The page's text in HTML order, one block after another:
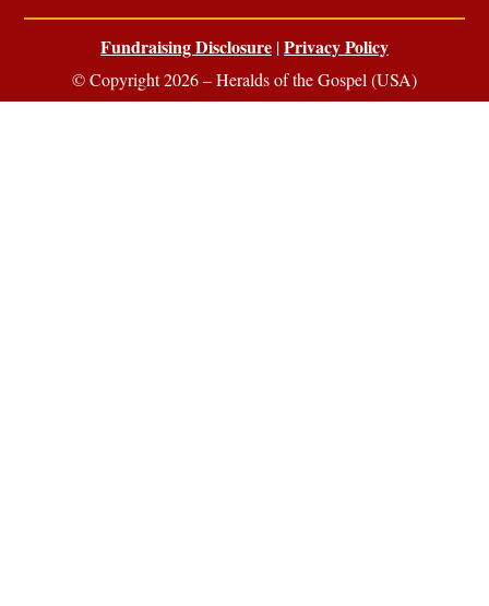
Fundraising Disclosure |Privacy Policy
© Copyright 2026 – Heralds of the Gospel (USA)